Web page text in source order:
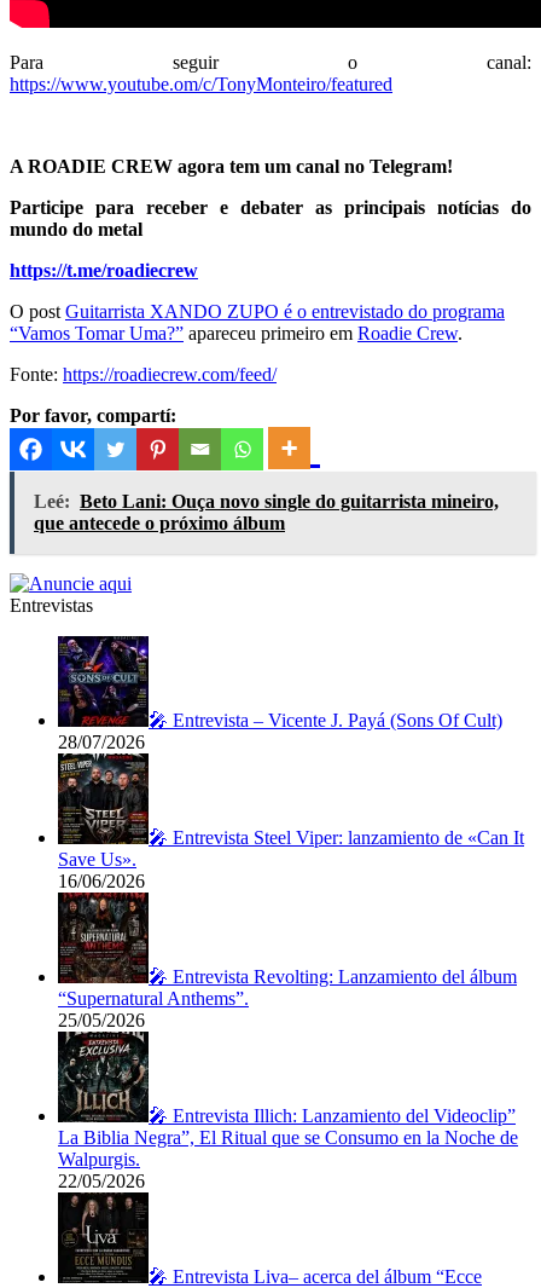
Para seguir o canal:
https://www.youtube.om/c/TonyMonteiro/featured
A ROADIE CREW agora tem um canal no Telegram!
Participe para receber e debater as principais notícias do
mundo do metal
https://t.me/roadiecrew
O post Guitarrista XANDO ZUPO é o entrevistado do programa
“Vamos Tomar Uma?” apareceu primeiro em Roadie Crew.
Fonte: https://roadiecrew.com/feed/
Por favor, compartí:
Leé: Beto Lani: Ouça novo single do guitarrista mineiro,
que antecede o próximo álbum
Entrevistas
🎤 Entrevista – Vicente J. Payá (Sons Of Cult)
28/07/2026
🎤 Entrevista Steel Viper: lanzamiento de «Can It
Save Us».
16/06/2026
🎤 Entrevista Revolting: Lanzamiento del álbum
“Supernatural Anthems”.
25/05/2026
🎤 Entrevista Illich: Lanzamiento del Videoclip”
La Biblia Negra”, El Ritual que se Consumo en la Noche de
Walpurgis.
22/05/2026
🎤 Entrevista Liva– acerca del álbum “Ecce